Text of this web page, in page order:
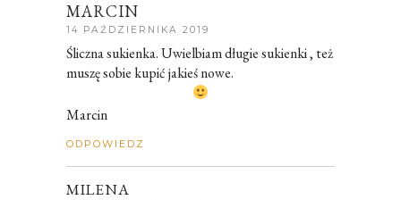
MARCIN
14 PAŹDZIERNIKA 2019
Śliczna sukienka. Uwielbiam długie sukienki , też
muszę sobie kupić jakieś nowe.
Marcin
ODPOWIEDZ
MILENA